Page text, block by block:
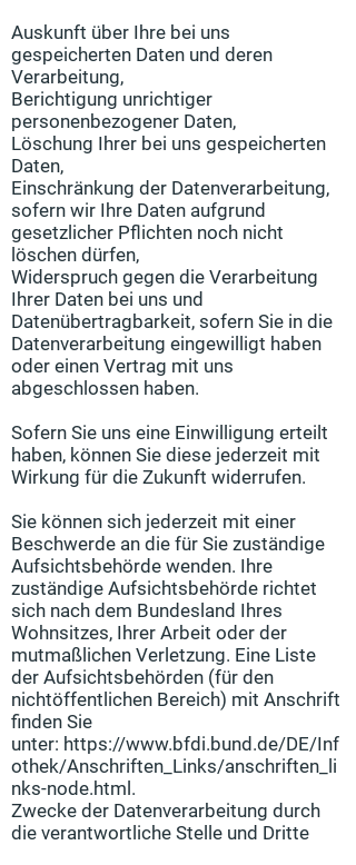
Auskunft über Ihre bei uns
gespeicherten Daten und deren
Verarbeitung,
Berichtigung unrichtiger
personenbezogener Daten,
Löschung Ihrer bei uns gespeicherten
Daten,
Einschränkung der Datenverarbeitung,
sofern wir Ihre Daten aufgrund
gesetzlicher Pflichten noch nicht
löschen dürfen,
Widerspruch gegen die Verarbeitung
Ihrer Daten bei uns und
Datenübertragbarkeit, sofern Sie in die
Datenverarbeitung eingewilligt haben
oder einen Vertrag mit uns
abgeschlossen haben.
Sofern Sie uns eine Einwilligung erteilt
haben, können Sie diese jederzeit mit
Wirkung für die Zukunft widerrufen.
Sie können sich jederzeit mit einer
Beschwerde an die für Sie zuständige
Aufsichtsbehörde wenden. Ihre
zuständige Aufsichtsbehörde richtet
sich nach dem Bundesland Ihres
Wohnsitzes, Ihrer Arbeit oder der
mutmaßlichen Verletzung. Eine Liste
der Aufsichtsbehörden (für den
nichtöffentlichen Bereich) mit Anschrift
finden Sie
unter: https://www.bfdi.bund.de/DE/Inf
othek/Anschriften_Links/anschriften_li
nks-node.html.
Zwecke der Datenverarbeitung durch
die verantwortliche Stelle und Dritte